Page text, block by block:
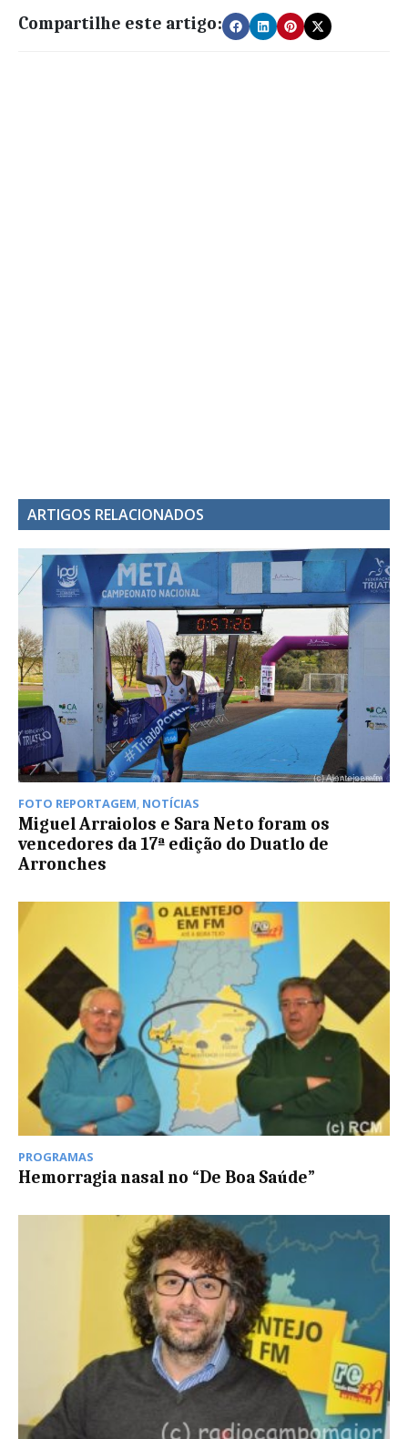
Compartilhe este artigo:
ARTIGOS RELACIONADOS
FOTO REPORTAGEM, NOTÍCIAS
Miguel Arraiolos e Sara Neto foram os
vencedores da 17ª edição do Duatlo de
Arronches
PROGRAMAS
Hemorragia nasal no “De Boa Saúde”